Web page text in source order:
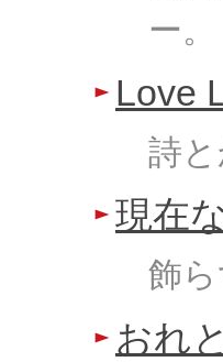
ー。
Love
詩
現在
飾ら
おれ